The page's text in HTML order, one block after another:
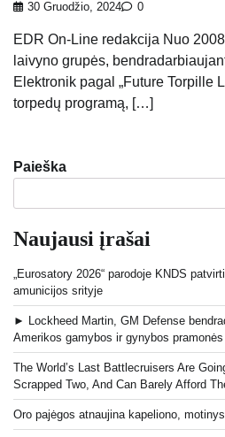
30 Gruodžio, 2024 0
EDR On-Line redakcija Nuo
laivyno grupės,
Elektronik pagal „Future Torpille
torpedų programą, […]
Paieška
Naujausi įrašai
„Eurosatory 2026“ parodoje KNDS
amunicijos srityje
► Lockheed Martin, GM Defense
Amerikos gamybos ir gynybos
The World’s Last Battlecruisers Are
Scrapped Two, And Can Barely Afford
Oro pajėgos atnaujina kapeliono,